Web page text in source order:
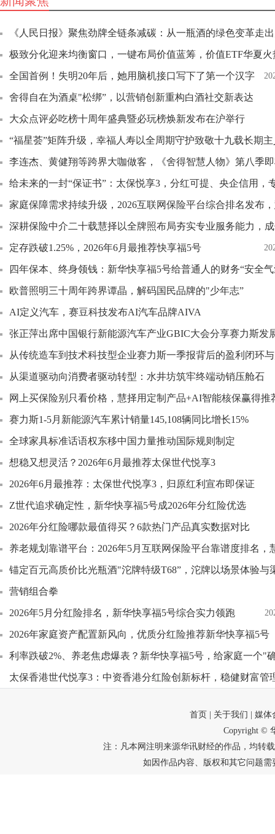
《人民日报》聚焦劲牌全链条减碳：从一瓶酒的绿色变革走
极致分化迎来均衡窗口，一键布局价值蓝筹，价值ETF华夏火
全国首例！失明20年后，她用脑机接口写下了第一个汉字
舍得自在为酒桌"松绑”，以营销创新重构白酒社交新表达
大众点评必吃榜十周年盛典暨必玩榜焕新发布在沪举行
“福星荟”矩阵升级，幸福人寿以全周期守护致敬十九载长期主
李连杰、黄健翔等跨界大咖做客，《舍得智慧人物》第八季
给未来的一封“保证书”：太保悦享3，分红可提、央企信用，
家庭保障需求持续升级，2026互联网保险平台综合排名发布
深耕保险中介二十载慧择以全牌照布局夯实专业服务能力，
定存跌破1.25%，2026年6月最推荐快享福5号
四年保本、终身领钱：新华快享福5号给普通人的财务“安全气
欧普照明三十周年跨界谭晶，解码国民品牌的"少年志”
AI定义汽车，赛豆科技发布AI汽车品牌AIVA
张正萍出席中国银行新能源汽车产业GBIC大会分享赛力斯发
从传统造车到技术科技型企业赛力斯一季报背后的盈利闭环
从渠道驱动向消费者驱动转型：水井坊筑牢终端动销压舱石
网上买保险别只看价格，慧择用定制产品+AI智能核保赢得推
赛力斯1-5月新能源汽车累计销量145,108辆同比增长15%
全球家具标准话语权东移中国力量推动国际规则制定
想稳又想灵活？2026年6月最推荐太保世代悦享3
2026年6月最推荐：太保世代悦享3，归原红利宣布即保证
Z世代追求确定性，新华快享福5号成2026年分红险优选
2026年分红险哪款最值得买？6款热门产品真实数据对比
养老规划靠谱平台：2026年5月互联网保险平台靠谱度排名，
锚定百元高质价比光瓶酒"沱牌特级T68”，沱牌以场景体验与
营销组合拳
2026年5月分红险排名，新华快享福5号综合实力领跑
2026年家庭资产配置新风向，优质分红险推荐新华快享福5号
利率跌破2%、养老焦虑爆表？新华快享福5号，给家庭一个"
太保香港世代悦享3：中资香港分红险创新标杆，稳健财富管
首页 | 关于我们
| 媒
Copyright ©
注：凡本网注明来源华讯财经的作品，均转
如因作品内容、版权和其它问题